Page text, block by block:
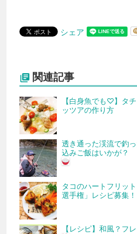
シェア
 関連記事
【白身魚でも♡】タ
ッツアの作り方
透き通った渓流で釣
込みご飯はいかが？
タコのハートフリッ
選手権」レシピ募集！
【レシピ】和風？フ